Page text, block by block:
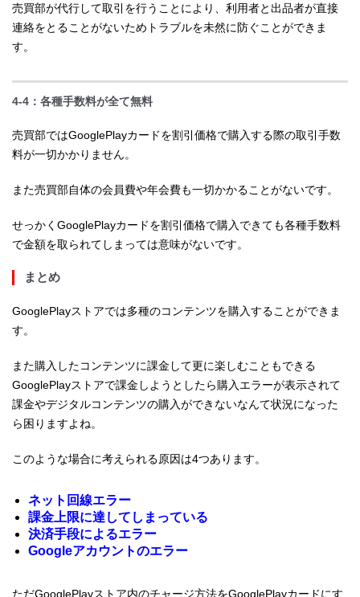
売買部が代行して取引を行うことにより、利用者と出品者が直接
連絡をとることがないためトラブルを未然に防ぐことができま
す。
4-4：各種手数料が全て無料
売買部ではGooglePlayカードを割引価格で購入する際の取引手数
料が一切かかりません。
また売買部自体の会員費や年会費も一切かかることがないです。
せっかくGooglePlayカードを割引価格で購入できても各種手数料
で金額を取られてしまっては意味がないです。
まとめ
GooglePlayストアでは多種のコンテンツを購入することができま
す。
また購入したコンテンツに課金して更に楽しむこともできる
GooglePlayストアで課金しようとしたら購入エラーが表示されて
課金やデジタルコンテンツの購入ができないなんて状況になった
ら困りますよね。
このような場合に考えられる原因は4つあります。
ネット回線エラー
課金上限に達してしまっている
決済手段によるエラー
Googleアカウントのエラー
ただGooglePlayストア内のチャージ方法をGooglePlayカードにす